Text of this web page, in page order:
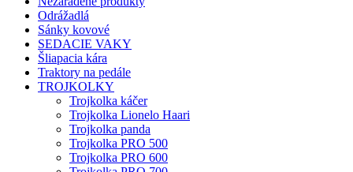
Odrážadlá
Sánky kovové
SEDACIE VAKY
Šliapacia kára
Traktory na pedále
TROJKOLKY
Trojkolka káčer
Trojkolka Lionelo Haari
Trojkolka panda
Trojkolka PRO 500
Trojkolka PRO 600